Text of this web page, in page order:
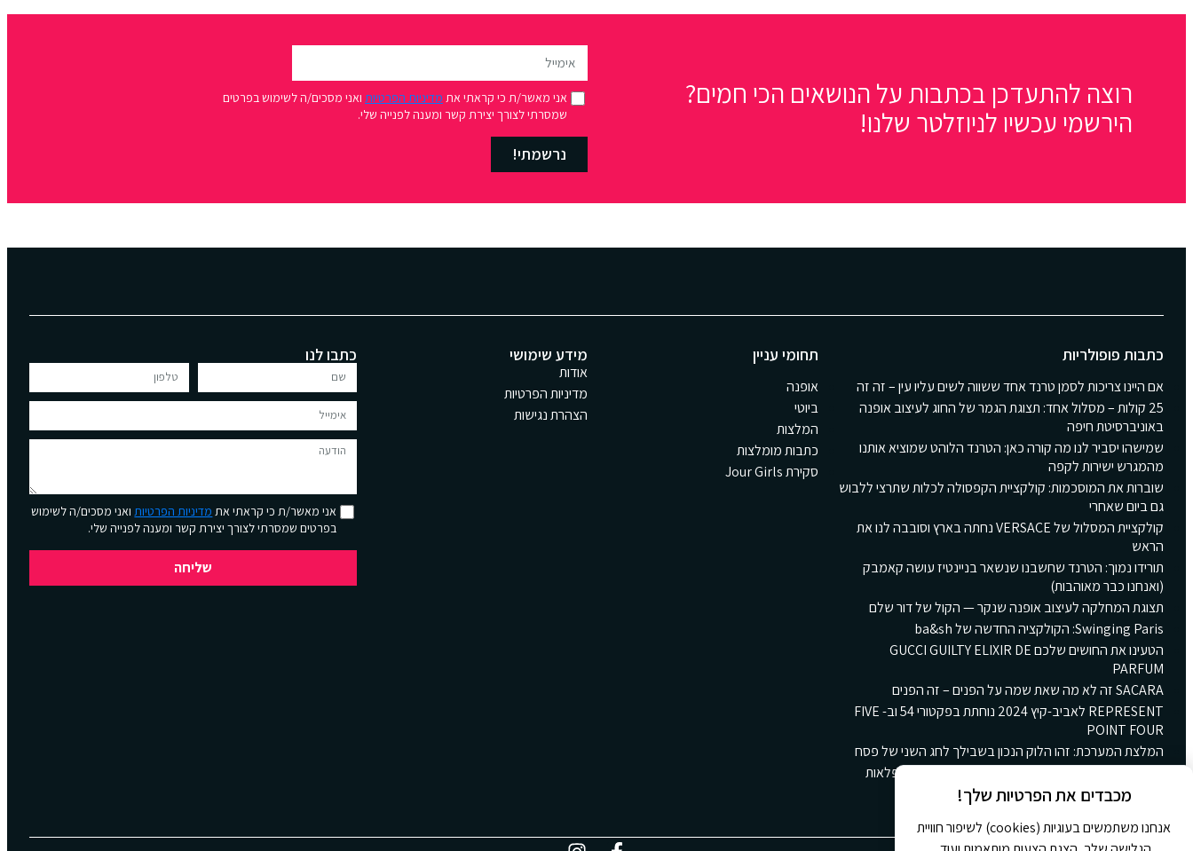
רוצה להתעדכן בכתבות על הנושאים הכי חמים?
הירשמי עכשיו לניוזלטר שלנו!
אני מאשר/ת כי קראתי את מדיניות הפרטיות ואני מסכים/ה לשימוש בפרטים
שמסרתי לצורך יצירת קשר ומענה לפנייה שלי.
נרשמתי!
כתבות פופולריות
אם היינו צריכות לסמן טרנד אחד ששווה לשים עליו עין – זה זה
25 קולות – מסלול אחד: תצוגת הגמר של החוג לעיצוב אופנה
באוניברסיטת חיפה
שמישהו יסביר לנו מה קורה כאן: הטרנד הלוהט שמוציא אותנו
מהמגרש ישירות לקפה
שוברות את המוסכמות: קולקציית הקפסולה לכלות שתרצי ללבוש
גם ביום שאחרי
קולקציית המסלול של VERSACE נחתה בארץ וסובבה לנו את
הראש
תורידו נמוך: הטרנד שחשבנו שנשאר בניינטיז עושה קאמבק
(ואנחנו כבר מאוהבות)
תצוגת המחלקה לעיצוב אופנה שנקר — הקול של דור שלם
Swinging Paris: הקולקציה החדשה של ba&sh
הטעינו את החושים שלכם GUCCI GUILTY ELIXIR DE
PARFUM
SACARA זה לא מה שאת שמה על הפנים – זה הפנים
REPRESENT לאביב-קיץ 2024 נוחתת בפקטורי 54 וב- FIVE
POINT FOUR
המלצת המערכת: זהו הלוק הנכון בשבילך לחג השני של פסח
קולקציית הקינוחים החורפית החדשה של גולדה: ארץ פלאות
חורפית ומתוקה
תחומי עניין
אופנה
ביוטי
המלצות
כתבות מומלצות
סקירת Jour Girls
מידע שימושי
אודות
מדיניות הפרטיות
הצהרת נגישות
כתבו לנו
אני מאשר/ת כי קראתי את מדיניות הפרטיותואני מסכים/ה לשימוש
בפרטים שמסרתי לצורך יצירת קשר ומענה לפנייה שלי.
שליחה
מכבדים את הפרטיות שלך!
אנחנו משתמשים בעוגיות (cookies) לשיפור חוויית